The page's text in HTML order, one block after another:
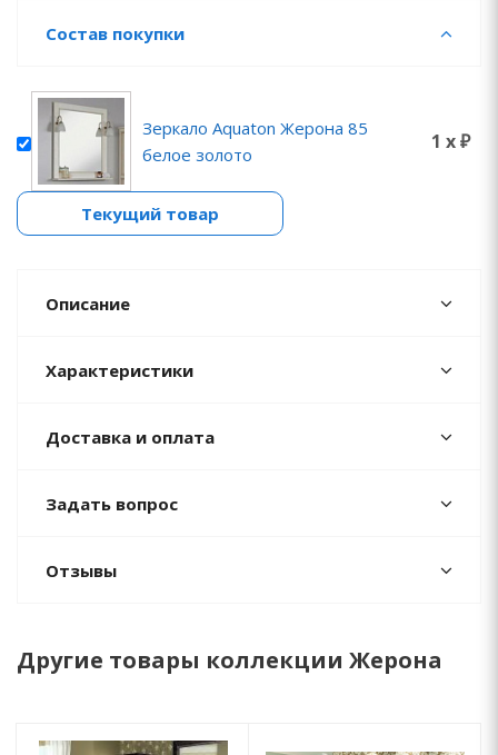
Состав покупки
Зеркало Aquaton Жерона 85
белое золото
1 x ₽
Текущий товар
Описание
Характеристики
Доставка и оплата
Задать вопрос
Отзывы
Другие товары коллекции Жерона